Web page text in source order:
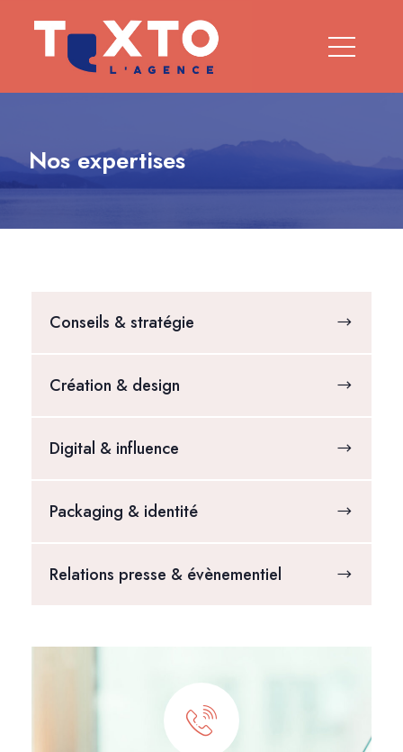
Nos expertises
Conseils & stratégie
Création & design
Digital & influence
Packaging & identité
Relations presse & évènementiel